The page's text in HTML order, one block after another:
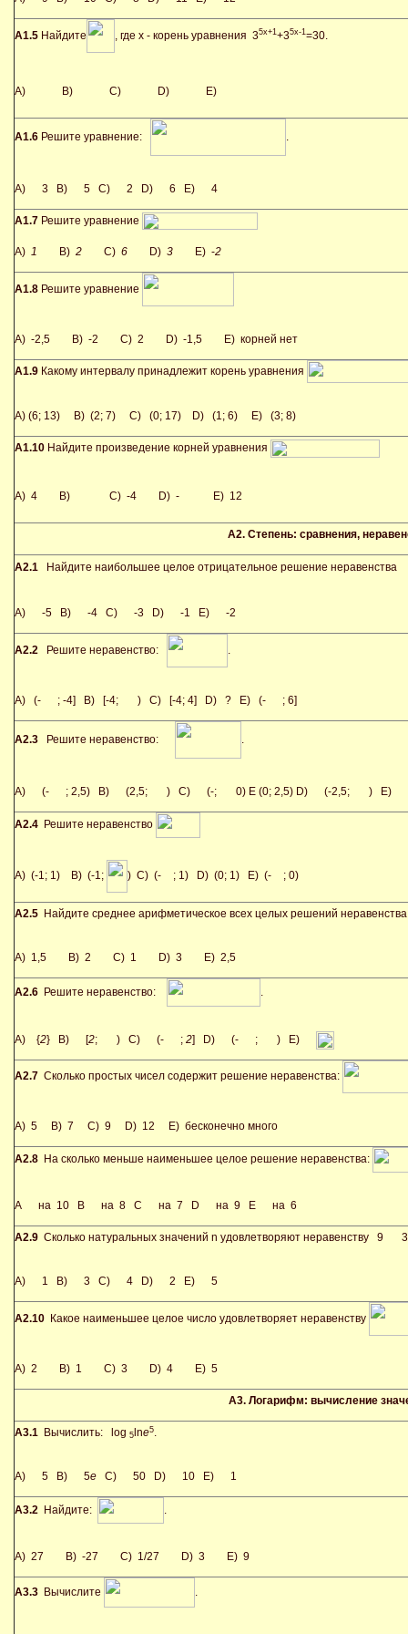
А1.5 Найдите , где x - корень уравнения 35x+1+35x-1=30.
A) B) C) D) E)
А1.6 Решите уравнение:
A) 3 B) 5 C) 2 D) 6 E) 4
А1.7 Решите уравнение
A) 1 B) 2 C) 6 D) 3 E) -2
А1.8 Решите уравнение
A) -2,5 B) -2 C) 2 D) -1,5 E) корней нет
А1.9 Какому интервалу принадлежит корень уравнения
A) (6; 13) B) (2; 7) C) (0; 17) D) (1; 6) E) (3; 8)
А1.10 Найдите произведение корней уравнения
A) 4 B) C) -4 D) - E) 12
А2. Степень: сравнения,
А2.1 Найдите наибольшее целое отрицательное решение
A) -5 B) -4 C) -3 D) -1 E) -2
А2.2 Решите неравенство:
A) (- ; -4] B) [-4; ) C) [-4; 4] D) ? E) (- ; 6]
А2.3 Решите неравенство:
A) (- ; 2,5) B) (2,5; ) C) (-; 0) E (0; 2,5) D) (-2,5; ) E)
А2.4 Решите неравенство
A) (-1; 1) B) (-1; ) C) (- ; 1) D) (0; 1) E) (- ; 0)
А2.5 Найдите среднее арифметическое всех целых решений
A) 1,5 B) 2 C) 1 D) 3 E) 2,5
А2.6 Решите неравенство:
A) {2} B) [2; ) C) (- ; 2] D) (- ; ) E)
А2.7 Сколько простых чисел содержит решение неравенства:
A) 5 B) 7 C) 9 D) 12 E) бесконечно много
А2.8 На сколько меньше наименьшее целое решение неравенства:
A на 10 B на 8 C на 7 D на 9 E на 6
А2.9 Сколько натуральных значений n удовлетворяют неравенству 9 3
A) 1 B) 3 C) 4 D) 2 E) 5
А2.10 Какое наименьшее целое число удовлетворяет неравенству
A) 2 B) 1 C) 3 D) 4 E) 5
А3. Логарифм: вычисление
А3.1 Вычислить: log 5 lne5.
A) 5 B) 5e C) 50 D) 10 E) 1
А3.2 Найдите:
A) 27 B) -27 C) 1/27 D) 3 E) 9
А3.3 Вычислите